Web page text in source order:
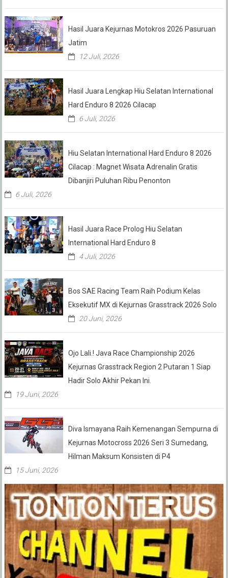
Hasil Juara Kejurnas Motokros 2026 Pasuruan
Jatim
12 Juli, 2026
Hasil Juara Lengkap Hiu Selatan International
Hard Enduro 8 2026 Cilacap
6 Juli, 2026
Hiu Selatan International Hard Enduro 8 2026
Cilacap : Magnet Wisata Adrenalin Gratis
Dibanjiri Puluhan Ribu Penonton
6 Juli, 2026
Hasil Juara Race Prolog Hiu Selatan
International Hard Enduro 8
4 Juli, 2026
Bos SAE Racing Team Raih Podium Kelas
Eksekutif MX di Kejurnas Grasstrack 2026 Solo
20 Juni, 2026
Ojo Lali.! Java Race Championship 2026
Kejurnas Grasstrack Region 2 Putaran 1 Siap
Hadir Solo Akhir Pekan Ini.
19 Juni, 2026
Diva Ismayana Raih Kemenangan Sempurna di
Kejurnas Motocross 2026 Seri 3 Sumedang,
Hilman Maksum Konsisten di P4
15 Juni, 2026